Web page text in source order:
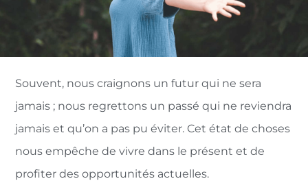
Souvent, nous craignons un futur qui ne sera
jamais ; nous regrettons un passé qui ne reviendra
jamais et qu’on a pas pu éviter. Cet état de choses
nous empêche de vivre dans le présent et de
profiter des opportunités actuelles.